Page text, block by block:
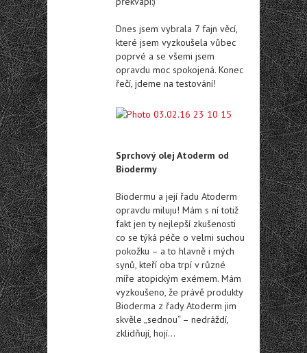
Dnes jsem vybrala 7 fajn věcí,
které jsem vyzkoušela vůbec
poprvé a se všemi jsem
opravdu moc spokojená. Konec
řečí, jdeme na testování!
Sprchový olej Atoderm od
Biodermy
Biodermu a její řadu Atoderm
opravdu miluju! Mám s ní totiž
fakt jen ty nejlepší zkušenosti
co se týká péče o velmi suchou
pokožku – a to hlavně i mých
synů, kteří oba trpí v různé
míře atopickým exémem. Mám
vyzkoušeno, že právě produkty
Bioderma z řady Atoderm jim
skvěle „sednou“ – nedráždí,
zklidňují, hojí…